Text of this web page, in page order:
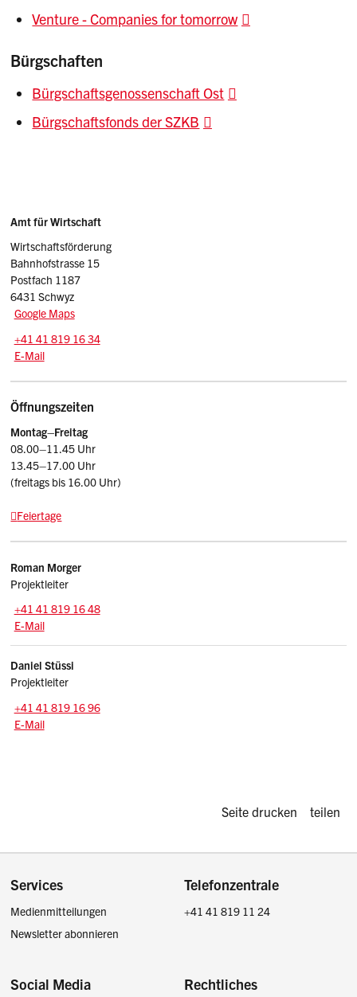
Venture - Companies for tomorrow
Bürgschaften
Bürgschaftsgenossenschaft Ost
Bürgschaftsfonds der SZKB
Sidebar
Adresse
Amt für Wirtschaft
Wirtschaftsförderung
Bahnhofstrasse 15
Postfach 1187
6431 Schwyz
Google Maps
Tel.:
+41 41 819 16 34
E-Mail: wirtschaftsfoerderung
E-Mail
Öffnungszeiten
Montag–Freitag
08.00–11.45 Uhr
13.45–17.00 Uhr
(freitags bis 16.00 Uhr)
Feiertage
Roman Morger
Projektleiter
Zentrale:
+41 41 819 16 48
E-Mail: roman.morger
E-Mail
Daniel Stüssi
Projektleiter
Zentrale:
+41 41 819 16 96
E-Mail: daniel.stuessi
E-Mail
Diese Seite
Seite drucken teilen
Footer
Services
Medienmitteilungen
Newsletter abonnieren
Telefonzentrale
+41 41 819 11 24
Social Media Rechtliches